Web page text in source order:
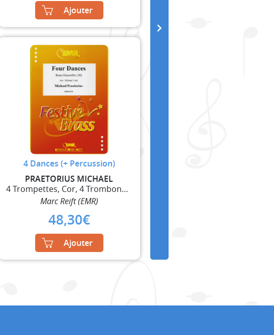
Ajouter
4 Dances (+ Percussion)
PRAETORIUS MICHAEL
4 Trompettes, Cor, 4 Trombones et Tuba
Marc Reift (EMR)
48,30€
Ajouter